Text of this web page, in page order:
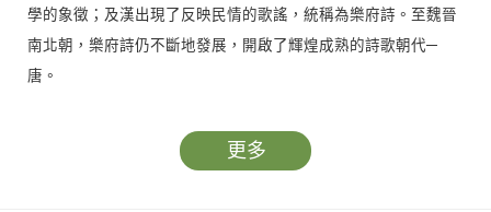
學的象徵；及漢出現了反映民情的歌謠，統稱為樂府詩。至魏晉
南北朝，樂府詩仍不斷地發展，開啟了輝煌成熟的詩歌朝代─
唐。
更多